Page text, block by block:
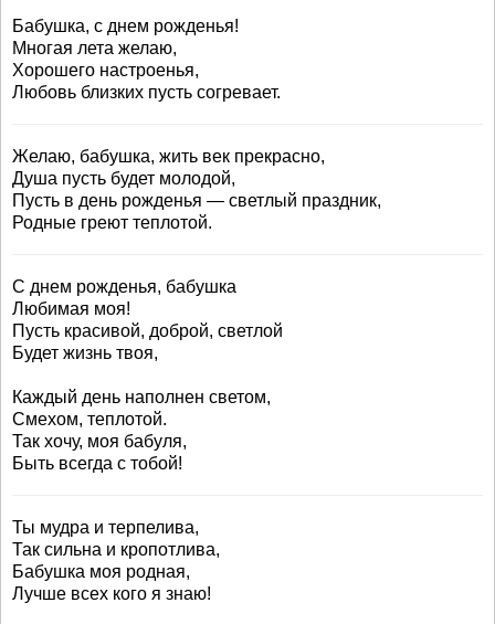
Бабушка, с днем рожденья!
Многая лета желаю,
Хорошего настроенья,
Любовь близких пусть согревает.
Желаю, бабушка, жить век прекрасно,
Душа пусть будет молодой,
Пусть в день рожденья — светлый праздник,
Родные греют теплотой.
С днем рожденья, бабушка
Любимая моя!
Пусть красивой, доброй, светлой
Будет жизнь твоя,
Каждый день наполнен светом,
Смехом, теплотой.
Так хочу, моя бабуля,
Быть всегда с тобой!
Ты мудра и терпелива,
Так сильна и кропотлива,
Бабушка моя родная,
Лучше всех кого я знаю!